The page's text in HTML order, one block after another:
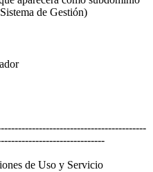
de Gestión)
de Uso y Servicio